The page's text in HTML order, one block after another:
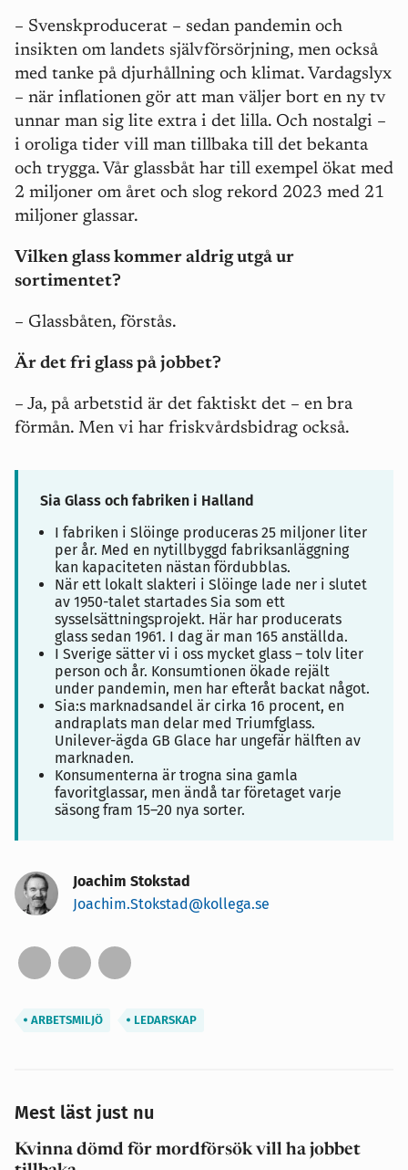
– Svenskproducerat – sedan pandemin och
insikten om landets självförsörjning, men också
med tanke på djurhållning och klimat. Vardagslyx
– när inflationen gör att man väljer bort en ny tv
unnar man sig lite extra i det lilla. Och nostalgi –
i oroliga tider vill man tillbaka till det bekanta
och trygga. Vår glassbåt har till exempel ökat med
2 miljoner om året och slog rekord 2023 med 21
miljoner glassar.
Vilken glass kommer aldrig utgå ur
sortimentet?
– Glassbåten, förstås.
Är det fri glass på jobbet?
– Ja, på arbetstid är det faktiskt det – en bra
förmån. Men vi har friskvårdsbidrag också.
Sia Glass och fabriken i Halland
I fabriken i Slöinge produceras 25 miljoner liter
per år. Med en nytillbyggd fabriksanläggning
kan kapaciteten nästan fördubblas.
När ett lokalt slakteri i Slöinge lade ner i slutet
av 1950-talet startades Sia som ett
sysselsättningsprojekt. Här har producerats
glass sedan 1961. I dag är man 165 anställda.
I Sverige sätter vi i oss mycket glass – tolv liter
person och år. Konsumtionen ökade rejält
under pandemin, men har efteråt backat något.
Sia:s marknadsandel är cirka 16 procent, en
andraplats man delar med Triumfglass.
Unilever-ägda GB Glace har ungefär hälften av
marknaden.
Konsumenterna är trogna sina gamla
favoritglassar, men ändå tar företaget varje
säsong fram 15–20 nya sorter.
Joachim Stokstad
Joachim.Stokstad@kollega.se
ARBETSMILJÖ LEDARSKAP
Mest läst just nu
Kvinna dömd för mordförsök vill ha jobbet